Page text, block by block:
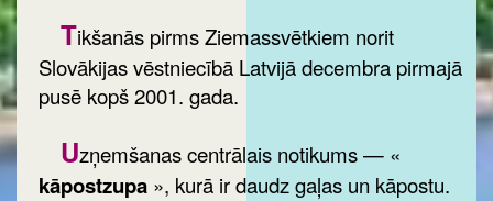
Tikšanās pirms Ziemassvētkiem norit
Slovākijas vēstniecībā Latvijā decembra pirmajā
pusē kopš 2001. gada.
Uzņemšanas centrālais notikums — «
kāpostzupa », kurā ir daudz gaļas un kāpostu.